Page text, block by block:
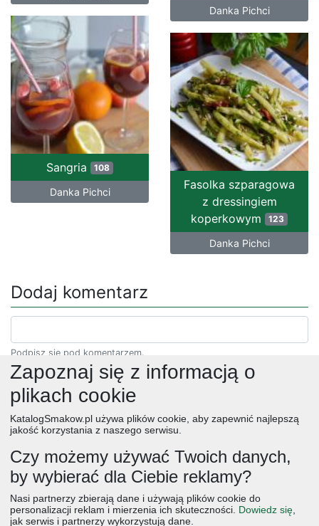
Danka Pichci
Sangria 108
Danka Pichci
Fasolka szparagowa
z dressingiem
koperkowym 123
Danka Pichci
Dodaj komentarz
Podpisz się pod komentarzem.
salatki
boże narodzenie warzywa wielkanoc
przekaski
Zapoznaj się z informacją o
plikach cookie
KatalogSmakow.pl używa plików cookie, aby zapewnić najlepszą
jakość korzystania z naszego serwisu.
Czy możemy używać Twoich danych,
by wybierać dla Ciebie reklamy?
Nasi partnerzy zbierają dane i używają plików cookie do
personalizacji reklam i mierzenia ich skuteczności. Dowiedz się
jak serwis i partnerzy wykorzystują dane.